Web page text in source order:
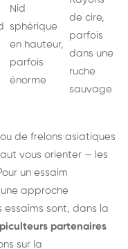
Nid
sphérique
en hauteur,
parfois
énorme
de cire,
parfois
dans une
ruche
sauvage
ou de frelons asiatiques
vous orienter — les
un essaim
approche
sont, dans la
partenaires
sur la